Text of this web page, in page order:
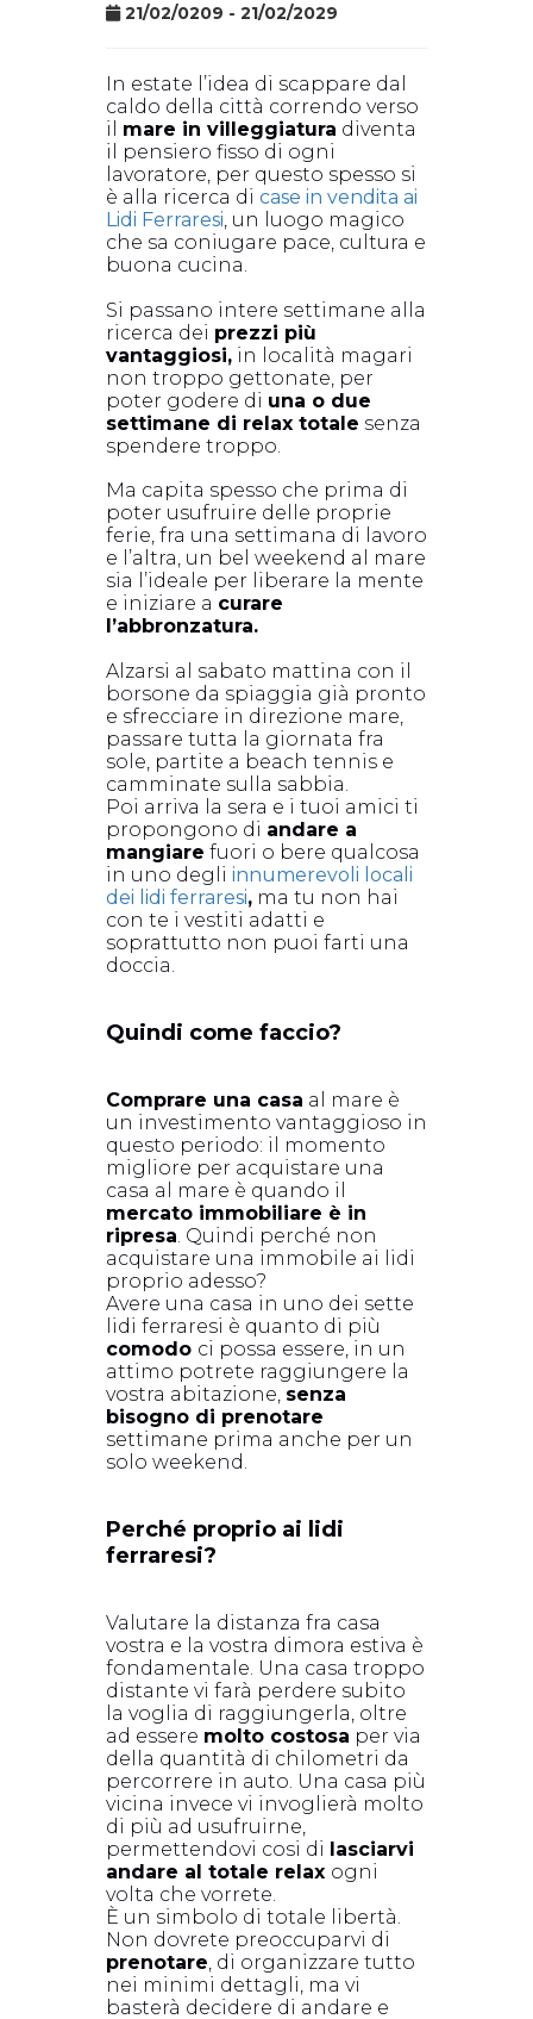
21/02/0209 - 21/02/2029
In estate l’idea di scappare dal
caldo della città correndo verso
il mare in villeggiatura diventa
il pensiero fisso di ogni
lavoratore, per questo spesso si
è alla ricerca di case in vendita ai
Lidi Ferraresi, un luogo magico
che sa coniugare pace, cultura e
buona cucina.
Si passano intere settimane alla
ricerca dei prezzi più
vantaggiosi, in località magari
non troppo gettonate, per
poter godere di una o due
settimane di relax totale senza
spendere troppo.
Ma capita spesso che prima di
poter usufruire delle proprie
ferie, fra una settimana di lavoro
e l’altra, un bel weekend al mare
sia l’ideale per liberare la mente
e iniziare a curare
l’abbronzatura.
Alzarsi al sabato mattina con il
borsone da spiaggia già pronto
e sfrecciare in direzione mare,
passare tutta la giornata fra
sole, partite a beach tennis e
camminate sulla sabbia.
Poi arriva la sera e i tuoi amici ti
propongono di andare a
mangiare fuori o bere qualcosa
in uno degli innumerevoli locali
dei lidi ferraresi, ma tu non hai
con te i vestiti adatti e
soprattutto non puoi farti una
doccia.
Quindi come faccio?
Comprare una casa al mare è
un investimento vantaggioso in
questo periodo: il momento
migliore per acquistare una
casa al mare è quando il
mercato immobiliare è in
ripresa. Quindi perché non
acquistare una immobile ai lidi
proprio adesso?
Avere una casa in uno dei sette
lidi ferraresi è quanto di più
comodo ci possa essere, in un
attimo potrete raggiungere la
vostra abitazione, senza
bisogno di prenotare
settimane prima anche per un
solo weekend.
Perché proprio ai lidi
ferraresi?
Valutare la distanza fra casa
vostra e la vostra dimora estiva è
fondamentale. Una casa troppo
distante vi farà perdere subito
la voglia di raggiungerla, oltre
ad essere molto costosa per via
della quantità di chilometri da
percorrere in auto. Una casa più
vicina invece vi invoglierà molto
di più ad usufruirne,
permettendovi cosi di lasciarvi
andare al totale relax ogni
volta che vorrete.
È un simbolo di totale libertà.
Non dovrete preoccuparvi di
prenotare, di organizzare tutto
nei minimi dettagli, ma vi
basterà decidere di andare e